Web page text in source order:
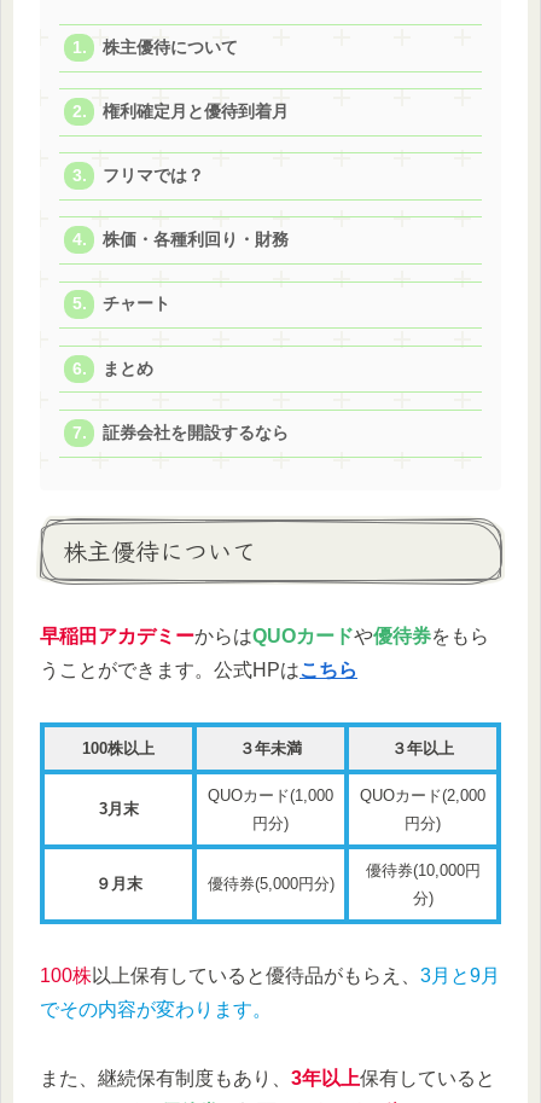
株主優待について
権利確定月と優待到着月
フリマでは？
株価・各種利回り・財務
チャート
まとめ
証券会社を開設するなら
株主優待について
早稲田アカデミーからはQUOカードや優待券をもら
うことができます。公式HPはこちら
100株以上 ３年未満 ３年以上
3月末
QUOカード(1,000
円分)
QUOカード(2,000
円分)
９月末 優待券(5,000円分)
優待券(10,000円
分)
100株以上保有していると優待品がもらえ、 3月と9月
でその内容が変わります。
また、継続保有制度もあり、 3年以上保有していると